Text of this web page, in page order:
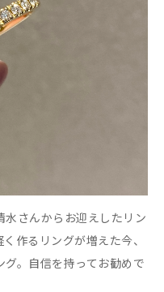
さんからお迎えしたリン
作るリングが増えた今、
。自信を持ってお勧めで